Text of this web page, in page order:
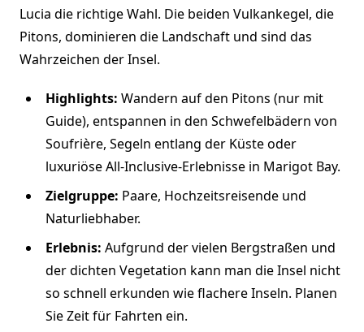
Lucia die richtige Wahl. Die beiden Vulkankegel, die
Pitons, dominieren die Landschaft und sind das
Wahrzeichen der Insel.
Highlights: Wandern auf den Pitons (nur mit
Guide), entspannen in den Schwefelbädern von
Soufrière, Segeln entlang der Küste oder
luxuriöse All-Inclusive-Erlebnisse in Marigot Bay.
Zielgruppe: Paare, Hochzeitsreisende und
Naturliebhaber.
Erlebnis: Aufgrund der vielen Bergstraßen und
der dichten Vegetation kann man die Insel nicht
so schnell erkunden wie flachere Inseln. Planen
Sie Zeit für Fahrten ein.